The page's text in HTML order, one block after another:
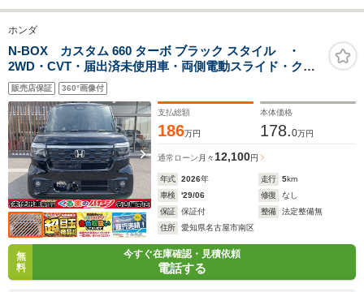
ホンダ
N-BOX カスタム 660 ターボ ブラック スタイル ・
2WD・CVT・届出済未使用車・両側電動スライド・クル
ーズコントロール・シートバックテーブル・ブラックエ
ンブレム・15インチアルミホイール・LEDヘッドライト
販売店保証 360°画像付
支払総額
186万円
本体価格
178.0万円
通常ローン 月々 12,100円
年式 2026年 走行 5km
車検
'29/06 修復
なし
保証
保証付 整備
法定整備無
住所
愛知県名古屋市南区
無
料
今すぐ在庫確認・見積依頼
電話する